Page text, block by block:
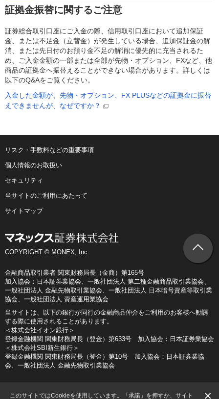
証拠金振替に関するご注意
証券総合取引口座にご入金の際、信用取引口座において追加保証
金、または不足金（立替金）が発生している場合、追加保証金の解
消、または先日付のお預り金不足の解消に優先的に充当されるた
め、ご入金金額の一部または全部が先物・オプション、FXなど、他
商品の証拠金へ振替えることができない場合があります。詳しくは
以下のQ&Aをご覧ください。
入金した金額が、先物・オプション、FX PLUSなどの証拠金に振替
えできませんが、なぜですか？
リスク・手数料などの重要事項
個人情報のお取扱い
セキュリティ
当サイトのご利用にあたって
サイトマップ
COPYRIGHT © MONEX, Inc.
金融商品取引業者 関東財務局長（金商）第165号
加入協会：日本証券業協会、一般社団法人 第二種金融商品取引業協会、
一般社団法人 金融先物取引業協会、一般社団法人 日本暗号資産等取引業
協会、一般社団法人 資産運用業協会
当サイトは、以下の銀行が同行の金融商品仲介をご利用のお客様へ勧誘
する際に使用されることがあります。
＜株式会社イオン銀行＞
登録金融機関 関東財務局長（登金）第633号 加入協会：日本証券業協会
＜株式会社SBI新生銀行＞
登録金融機関 関東財務局長（登金）第10号 加入協会：日本証券業協
会、一般社団法人 金融先物取引業協会
このサイトではCookieを使用しています。「承諾」を押すか、サイト ×